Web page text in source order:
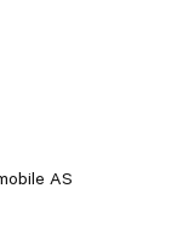
AS